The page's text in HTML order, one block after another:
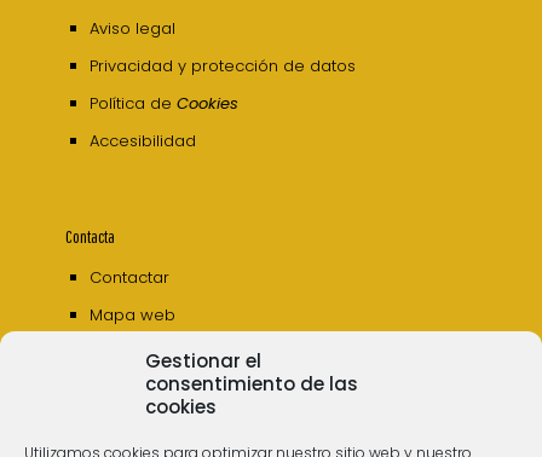
Gestionar el
consentimiento de las
cookies
Utilizamos cookies para optimizar nuestro sitio web y nuestro
Aviso legal
Privacidad y protección de datos
Política de Cookies
Accesibilidad
Contacta
Contactar
Mapa web